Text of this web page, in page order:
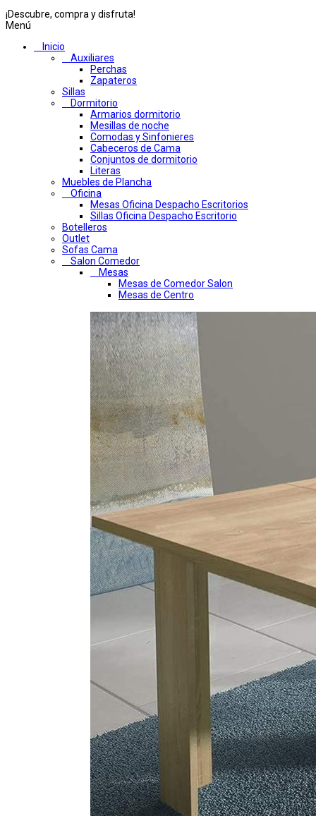
¡Descubre, compra y disfruta!
Menú
Inicio
Auxiliares
Perchas
Zapateros
Sillas
Dormitorio
Armarios dormitorio
Mesillas de noche
Comodas y Sinfonieres
Cabeceros de Cama
Conjuntos de dormitorio
Literas
Muebles de Plancha
Oficina
Mesas Oficina Despacho Escritorios
Sillas Oficina Despacho Escritorio
Botelleros
Outlet
Sofas Cama
Salon Comedor
Mesas
Mesas de Comedor Salon
Mesas de Centro